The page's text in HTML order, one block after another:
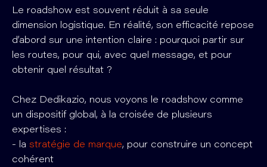
Le roadshow est souvent réduit à sa seule
dimension logistique. En réalité, son efficacité repose
d’abord sur une intention claire : pourquoi partir sur
les routes, pour qui, avec quel message, et pour
obtenir quel résultat ?
Chez Dedikazio, nous voyons le roadshow comme
un dispositif global, à la croisée de plusieurs
expertises :
- la stratégie de marque, pour construire un concept
cohérent